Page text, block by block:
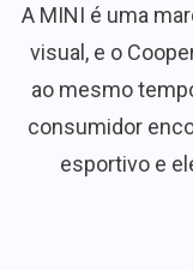
A MINI é uma
visual, e o
ao mesmo
consumidor
esportivo e